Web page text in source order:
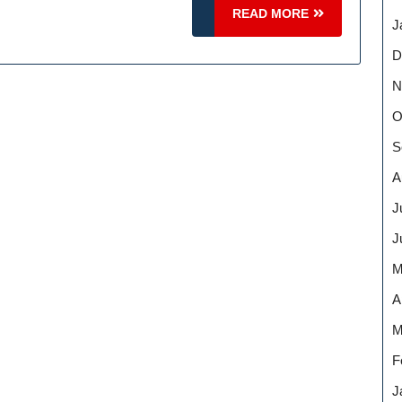
READ MORE
READ
MORE